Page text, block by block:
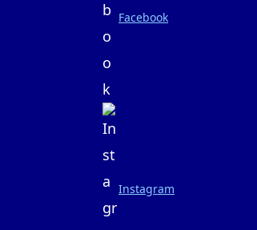
Facebook
Instagram